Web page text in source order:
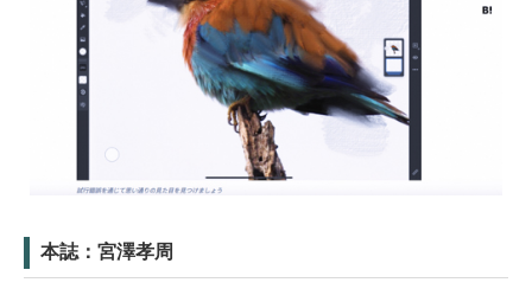
本誌：宮澤孝周